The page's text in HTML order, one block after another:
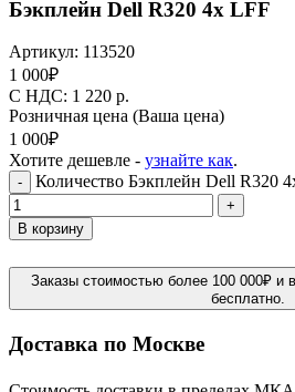
Бэкплейн Dell R320 4x LFF
Артикул: 113520
1 000₽
C НДС: 1 220 р.
Розничная цена (Ваша цена)
1 000₽
Хотите дешевле - узнайте как.
- Количество Бэкплейн Dell R320
+
В корзину
Заказы стоимостью более 100 000₽ и
бесплатно.
Доставка по Москве